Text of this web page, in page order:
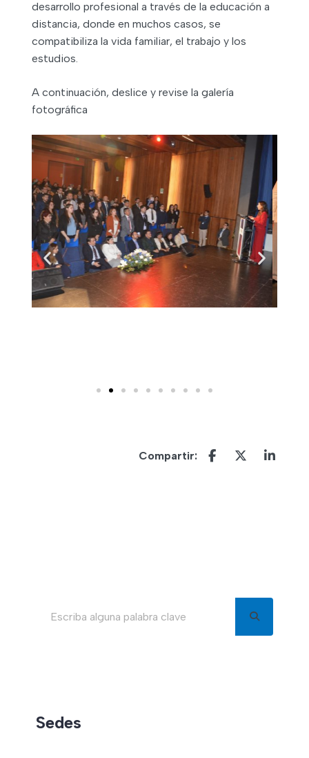
desarrollo profesional a través de la educación a
distancia, donde en muchos casos, se
compatibiliza la vida familiar, el trabajo y los
estudios.
A continuación, deslice y revise la galería
fotográfica
Compartir:
Buscar en el blog
Sedes